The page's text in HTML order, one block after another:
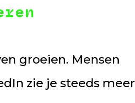
groeien. Mensen
zie je steeds meer